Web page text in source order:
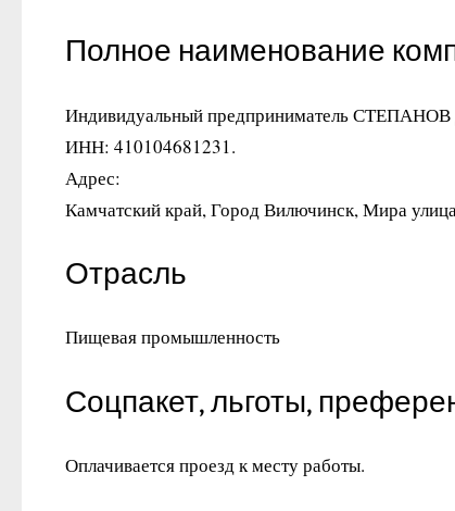
Полное наименование
Индивидуальный предприниматель
ИНН: 410104681231.
Адрес:
Камчатский край, Город Вилючинск, Мира
Отрасль
Пищевая промышленность
Соцпакет, льготы,
Оплачивается проезд к месту работы.